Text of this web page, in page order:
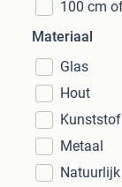
100 cm
Materiaal
Glas
Hout
Kunststof
Metaal